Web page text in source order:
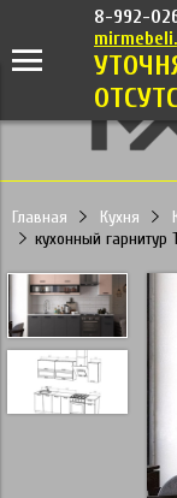
8-992-
Главная Кухня
кухонный гарнитур